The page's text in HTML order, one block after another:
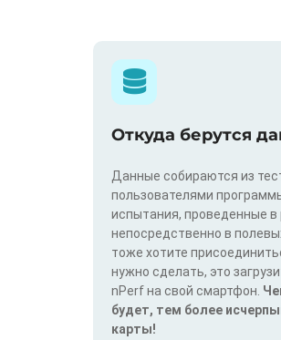
Откуда берутся
Данные собираются из
пользователями
испытания, проведенные в
непосредственно в
тоже хотите
нужно сделать, это
nPerf на свой смартфон.
будет, тем более
карты!